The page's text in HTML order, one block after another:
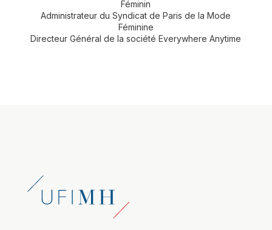
Féminin
Administrateur du Syndicat de Paris de la Mode
Féminine
Directeur Général de la société Everywhere Anytime